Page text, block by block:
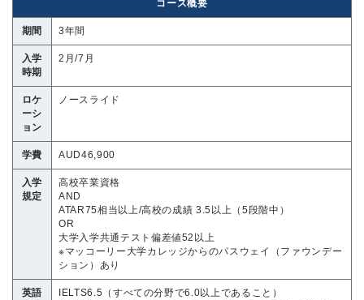
コース概要
期間 3年間
入学
時期
2月/7月
ロケ
ーシ
ョン
ノースライド
学費 AUD46,900
入学
規定
高校卒業資格
AND
ATAR75相当以上/高校の成績 3.5以上（5段階中）
OR
大学入学共通テスト偏差値52以上
※マッコーリー大学カレッジからのパスウェイ（ファウンデー
ション）あり
英語
IELTS6.5（すべての分野で6.0以上であること）